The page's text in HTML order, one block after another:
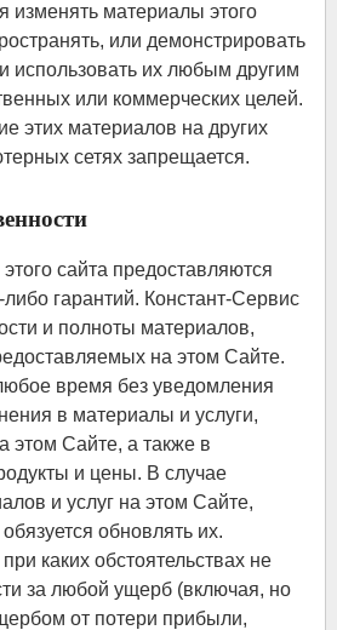
изменять материалы этого
или демонстрировать
использовать их любым другим
или коммерческих целей.
этих материалов на других
сетях запрещается.
сайта предоставляются
либо гарантий. Констант-Сервис
и полноты материалов,
на этом Сайте.
время без уведомления
в материалы и услуги,
этом Сайте, а также в
и цены. В случае
и услуг на этом Сайте,
обновлять их.
каких обстоятельствах не
за любой ущерб (включая, но
от потери прибыли,